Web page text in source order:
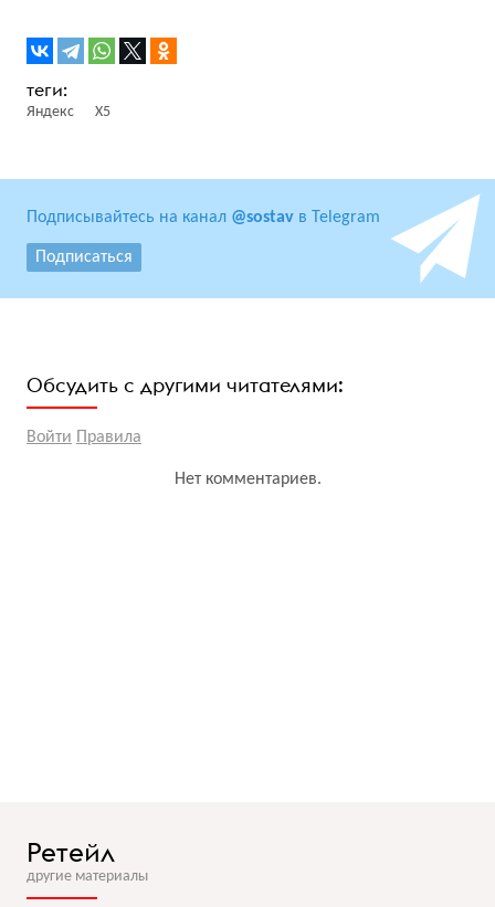
Яндекс Х5
Подписывайтесь на канал @sostav в Telegram
Подписаться
Обсудить с другими читателями:
Войти Правила
Нет комментариев.
Ретейл
другие материалы